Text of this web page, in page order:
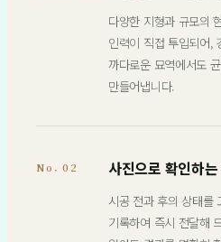
다양한 지형과 규모의
인력이 직접 투입되어,
까다로운 묘역에서도
만들어냅니다.
No. 02 사진으로 확인하
시공 전과 후의 상태를
기록하여 즉시 전달해